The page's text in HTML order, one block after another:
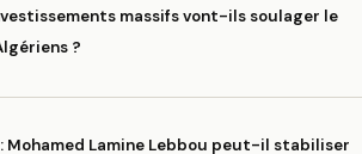
massifs vont-ils soulager le
?
: Mohamed Lamine Lebbou peut-il stabiliser